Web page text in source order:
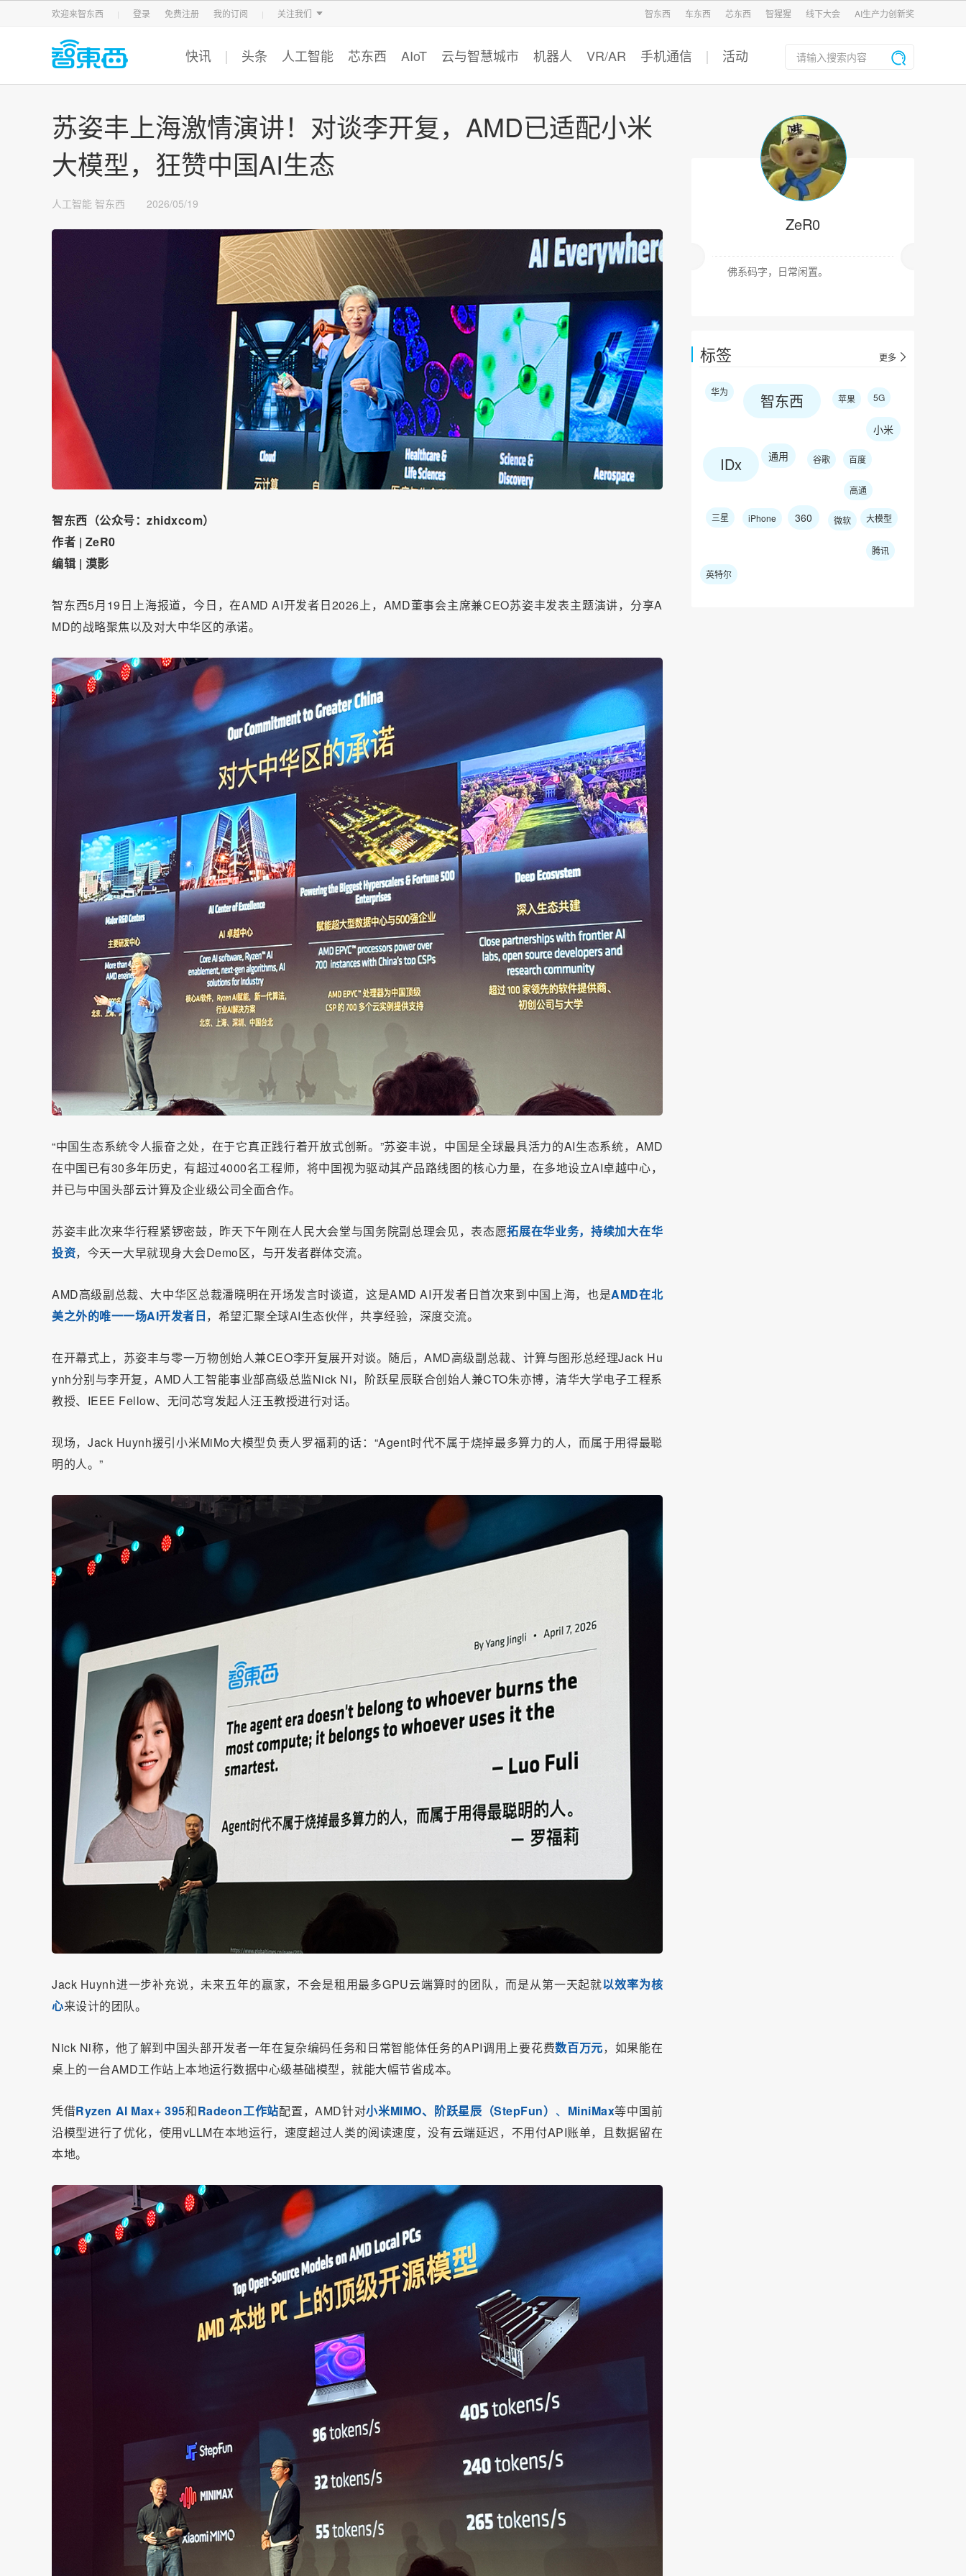
欢迎来智东西 登录 免费注册 我的订阅 关注我们
智东西 车东西 芯东西 智猩猩
智东西 车东西 芯东西 智猩猩 线下大会 AI生产力创新奖
快讯 头条 人工智能 芯东西 AIoT 云与智慧城市 机器人 VR/AR 手机通信 活动
ZeR0
佛系码字，日常闲置。
标签 更多
华为 智东西 苹果 5G
小米
IDx 通用 谷歌 百度
高通
三星 iPhone 360 微软 大模型
腾讯
英特尔
苏姿丰上海激情演讲！对谈李开复，AMD已适配小米
大模型，狂赞中国AI生态
人工智能 智东西 2026/05/19
智东西（公众号：zhidxcom）
作者 | ZeR0
编辑 | 漠影
智东西5月19日上海报道，今日，在AMD AI开发者日2026上，AMD董事会主席兼CEO苏姿丰发表主题演讲，分享A
MD的战略聚焦以及对大中华区的承诺。
“中国生态系统令人振奋之处，在于它真正践行着开放式创新。”苏姿丰说，中国是全球最具活力的AI生态系统，AMD
在中国已有30多年历史，有超过4000名工程师，将中国视为驱动其产品路线图的核心力量，在多地设立AI卓越中心，
并已与中国头部云计算及企业级公司全面合作。
苏姿丰此次来华行程紧锣密鼓，昨天下午刚在人民大会堂与国务院副总理会见，表态愿拓展在华业务，持续加大在华
投资，今天一大早就现身大会Demo区，与开发者群体交流。
AMD高级副总裁、大中华区总裁潘晓明在开场发言时谈道，这是AMD AI开发者日首次来到中国上海，也是AMD在北
美之外的唯一一场AI开发者日，希望汇聚全球AI生态伙伴，共享经验，深度交流。
在开幕式上，苏姿丰与零一万物创始人兼CEO李开复展开对谈。随后，AMD高级副总裁、计算与图形总经理Jack Hu
ynh分别与李开复，AMD人工智能事业部高级总监Nick Ni，阶跃星辰联合创始人兼CTO朱亦博，清华大学电子工程系
教授、IEEE Fellow、无问芯穹发起人汪玉教授进行对话。
现场，Jack Huynh援引小米MiMo大模型负责人罗福莉的话：“Agent时代不属于烧掉最多算力的人，而属于用得最聪
明的人。”
Jack Huynh进一步补充说，未来五年的赢家，不会是租用最多GPU云端算时的团队，而是从第一天起就以效率为核
心来设计的团队。
Nick Ni称，他了解到中国头部开发者一年在复杂编码任务和日常智能体任务的API调用上要花费数百万元，如果能在
桌上的一台AMD工作站上本地运行数据中心级基础模型，就能大幅节省成本。
凭借Ryzen AI Max+ 395和Radeon工作站配置，AMD针对小米MIMO、阶跃星辰（StepFun） 、 MiniMax等中国前
沿模型进行了优化，使用vLLM在本地运行，速度超过人类的阅读速度，没有云端延迟，不用付API账单，且数据留在
本地。